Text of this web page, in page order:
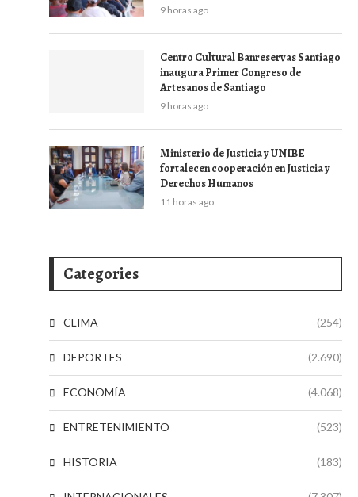
9 horas ago
Centro Cultural Banreservas Santiago
inaugura Primer Congreso de
Artesanos de Santiago
9 horas ago
Ministerio de Justicia y UNIBE
fortalecen cooperación en Justicia y
Derechos Humanos
11 horas ago
Categories
CLIMA (254)
DEPORTES (2.690)
ECONOMÍA (4.068)
ENTRETENIMIENTO (523)
HISTORIA (183)